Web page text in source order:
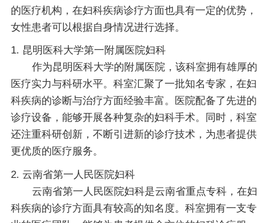
的医疗机构，在妇科疾病诊疗方面也具有一定的优势，
女性患者可以根据自身情况进行选择。
1. 昆明医科大学第一附属医院妇科
作为昆明医科大学的附属医院，该科室拥有雄厚的
医疗实力与科研水平。科室汇聚了一批知名专家，在妇
科疾病的诊断与治疗方面经验丰富。医院配备了先进的
诊疗设备，能够开展各种复杂的妇科手术。同时，科室
还注重科研创新，不断引进新的诊疗技术，为患者提供
更优质的医疗服务。
2. 云南省第一人民医院妇科
云南省第一人民医院妇科是云南省重点专科，在妇
科疾病的诊疗方面具有较高的知名度。科室拥有一支专